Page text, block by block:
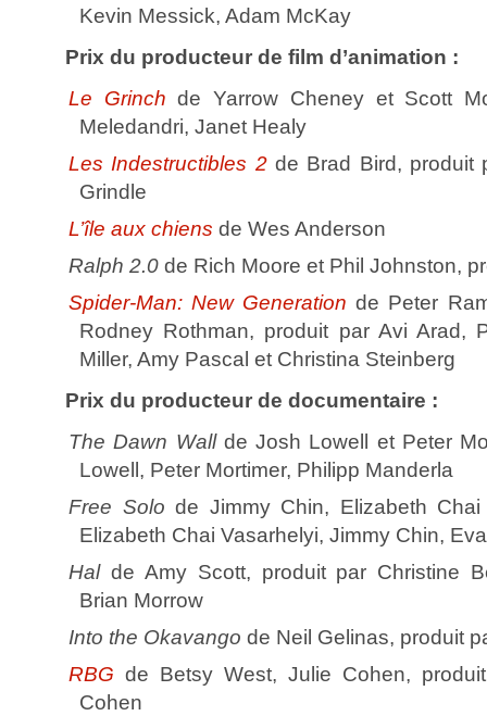
Kevin Messick, Adam McKay
Prix du producteur de film d’animation :
Le Grinch de Yarrow Cheney et Scott
Meledandri, Janet Healy
Les Indestructibles 2de Brad Bird, produit
Grindle
L’île aux chiens de Wes Anderson
Ralph 2.0 de Rich Moore et Phil Johnston,
Spider-Man: New Generation de Peter
Rodney Rothman, produit par Avi Arad,
Miller, Amy Pascal et Christina Steinberg
Prix du producteur de documentaire :
The Dawn Wallde Josh Lowell et Peter
Lowell, Peter Mortimer, Philipp Manderla
Free Solo de Jimmy Chin, Elizabeth
Elizabeth Chai Vasarhelyi, Jimmy Chin,
Halde Amy Scott, produit par Christine
Brian Morrow
Into the Okavango de Neil Gelinas, produit
RBG de Betsy West, Julie Cohen,
Cohen